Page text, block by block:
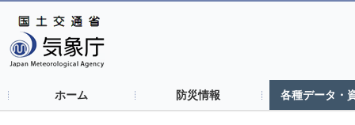
ホーム 防災情報 各種データ・